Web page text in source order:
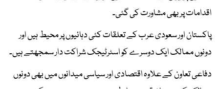
اقدامات پر بھی مشاورت کی گئی۔
پاکستان اور سعودی عرب کے تعلقات کئی دہائیوں پر محیط ہیں اور
دونوں ممالک ایک دوسرے کو اسٹرٹیجک شراکت دار سمجھتے ہیں۔
دفاعی تعاون کے علاوہ اقتصادی اور سیاسی میدانوں میں بھی دونوں